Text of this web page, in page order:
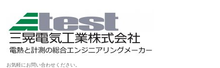
お気軽にお問い合わせください。